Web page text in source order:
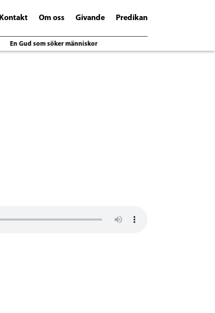
Kontakt Om oss Givande Predikan
En Gud som söker människor